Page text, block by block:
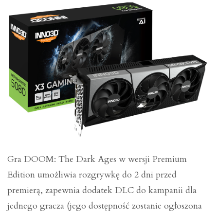
Gra DOOM: The Dark Ages w wersji Premium
Edition umożliwia rozgrywkę do 2 dni przed
premierą, zapewnia dodatek DLC do kampanii dla
jednego gracza (jego dostępność zostanie ogłoszona